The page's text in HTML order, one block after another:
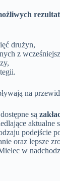
drużyn,
z
na
są
aktualne
podejście
oraz lepsze
w